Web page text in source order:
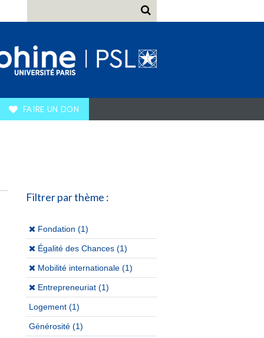
FAIRE UN DON
Filtrer par thème :
(x)Fondation (1)
(x)Égalité des Chances (1)
(x)Mobilité internationale (1)
(x)Entrepreneuriat (1)
Logement(1)
Générosité(1)